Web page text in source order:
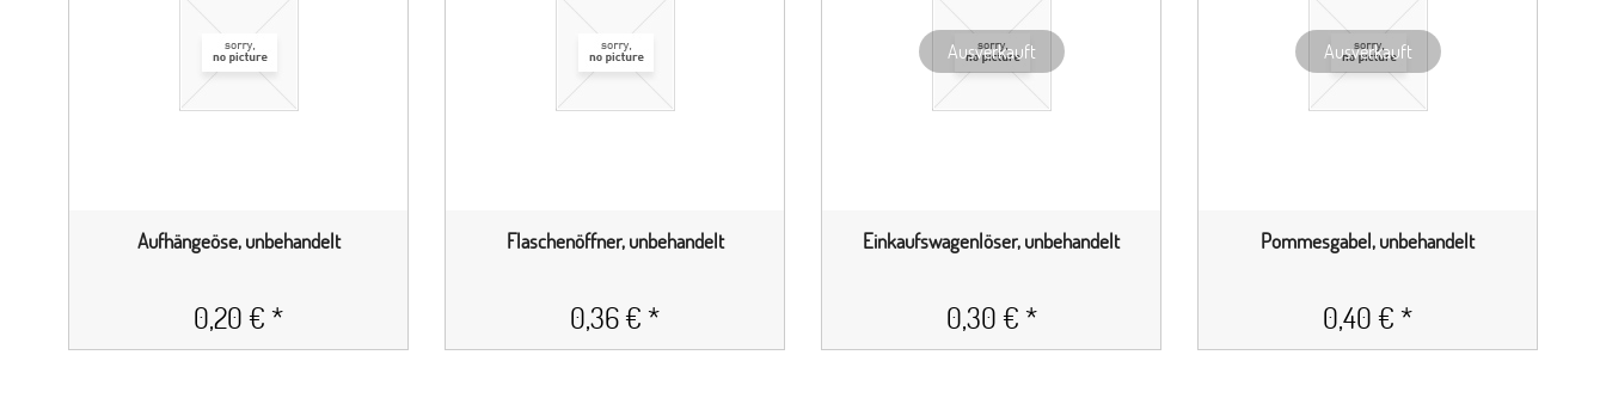
Aufhängeöse, unbehandelt
0,20 € *
Flaschenöffner, unbehandelt
0,36 € *
Ausverkauft
Einkaufswagenlöser, unbehandelt
0,30 € *
Ausverkauft
Pommesgabel, unbehandelt
0,40 € *